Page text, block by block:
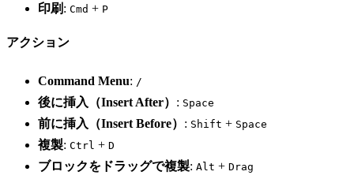
印刷 : Cmd + P
アクション
Command Menu: /
後に挿入（Insert After） : Space
前に挿入（Insert Before） : Shift + Space
複製: Ctrl + D
ブロックをドラッグで複製: Alt + Drag